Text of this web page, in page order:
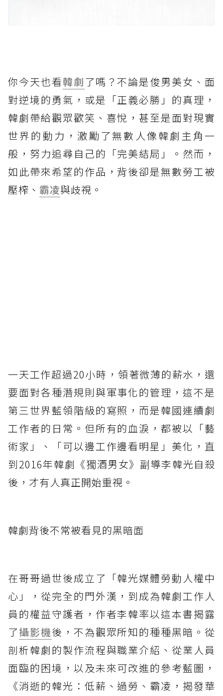
你今天也看韓劇了嗎？不論是俊男美女、面
對逆境的勇氣，或是「正義必勝」的真理，
韓劇帶給觀眾歡笑、喜悅，甚至是面對現實
世界的動力，激勵了無數人像韓劇主角一
般，努力追尋自己的「完美結局」。然而，
如此帶來希望的作品，背後卻是無數勞工被
壓榨、 霸凌與歧視。
一天工作超過20小時，領著微薄的薪水，還
要面對各種潛規則與軍事化的管理，這不是
第三世界藍領階級的寫照，而是韓國連續劇
工作者的日常。但所有的血淚，都被以「藝
術家」、「可以邊工作邊看明星」美化，直
到2016年韓劇《獨酒男女》副導李韓光自殺
後，才有人真正開始重視。
韓劇背後不常被看見的黑暗面
在哥哥過世後成立了「韓光媒體勞動人權中
心」，從完全的門外漢，到成為韓劇工作人
員的權益守護者，作者李韓率以這本書揭露
了攝影機後，不為觀眾所知的種種黑暗。從
剖析韓劇的製作流程與職業介紹、從業人員
面臨的困境，以及未來可改進的參考藍圖，
《消逝的韓光：低薪、過勞、霸凌，揭發華